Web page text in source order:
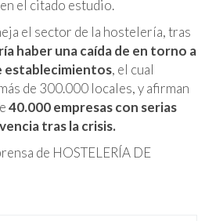
el citado estudio.
el sector de la hostelería, tras
haber una caída de en torno a
establecimientos, el cual
de 300.000 locales, y afirman
40.000 empresas con serias
tras la crisis.
de HOSTELERÍA DE